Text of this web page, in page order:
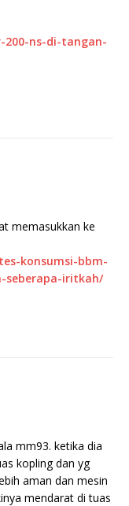
200-ns-di-tangan-
memasukkan ke
konsumsi-bbm-
seberapa-iritkah/
mm93. ketika dia
kopling dan yg
aman dan mesin
mendarat di tuas